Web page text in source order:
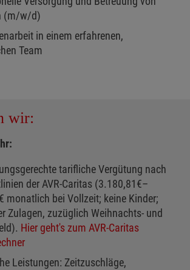
(m/w/d)
in einem erfahrenen,
Team
wir:
tarifliche Vergütung nach
der AVR-Caritas (3.180,81€–
monatlich bei Vollzeit; keine Kinder;
Zulagen, zuzüglich Weihnachts- und
Hier geht's zum AVR-Caritas
Leistungen: Zeitzuschläge,